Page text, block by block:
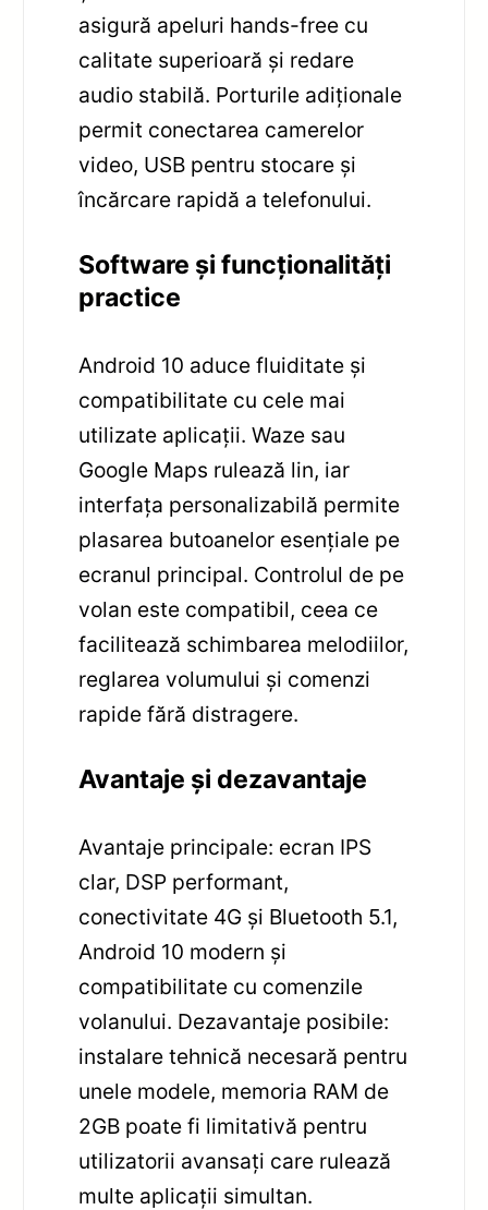
asigură apeluri hands-free cu
calitate superioară și redare
audio stabilă. Porturile adiționale
permit conectarea camerelor
video, USB pentru stocare și
încărcare rapidă a telefonului.
Software și funcționalități
practice
Android 10 aduce fluiditate și
compatibilitate cu cele mai
utilizate aplicații. Waze sau
Google Maps rulează lin, iar
interfața personalizabilă permite
plasarea butoanelor esențiale pe
ecranul principal. Controlul de pe
volan este compatibil, ceea ce
facilitează schimbarea melodiilor,
reglarea volumului și comenzi
rapide fără distragere.
Avantaje și dezavantaje
Avantaje principale: ecran IPS
clar, DSP performant,
conectivitate 4G și Bluetooth 5.1,
Android 10 modern și
compatibilitate cu comenzile
volanului. Dezavantaje posibile:
instalare tehnică necesară pentru
unele modele, memoria RAM de
2GB poate fi limitativă pentru
utilizatorii avansați care rulează
multe aplicații simultan.